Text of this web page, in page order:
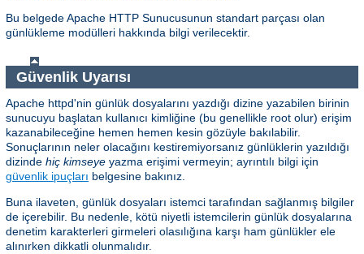
Bu belgede Apache HTTP Sunucusunun standart parçası olan
günlükleme modülleri hakkında bilgi verilecektir.
Güvenlik Uyarısı
Apache httpd'nin günlük dosyalarını yazdığı dizine yazabilen birinin
sunucuyu başlatan kullanıcı kimliğine (bu genellikle root olur) erişim
kazanabileceğine hemen hemen kesin gözüyle bakılabilir.
Sonuçlarının neler olacağını kestiremiyorsanız günlüklerin yazıldığı
dizinde hiç kimseye yazma erişimi vermeyin; ayrıntılı bilgi için
güvenlik ipuçları belgesine bakınız.
Buna ilaveten, günlük dosyaları istemci tarafından sağlanmış bilgiler
de içerebilir. Bu nedenle, kötü niyetli istemcilerin günlük dosyalarına
denetim karakterleri girmeleri olasılığına karşı ham günlükler ele
alınırken dikkatli olunmalıdır.